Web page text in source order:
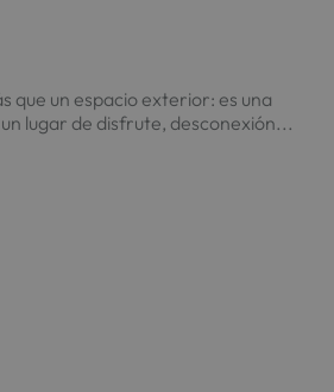
que un espacio exterior: es una
lugar de disfrute, desconexión...